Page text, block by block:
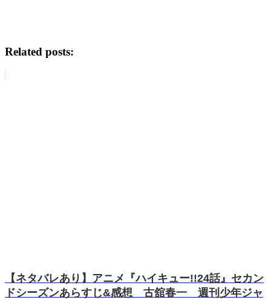
Related posts:
【ネタバレあり】アニメ『ハイキュー!!24話』セカン
ドシーズンあらすじ&感想 古舘春一 週刊少年ジャ